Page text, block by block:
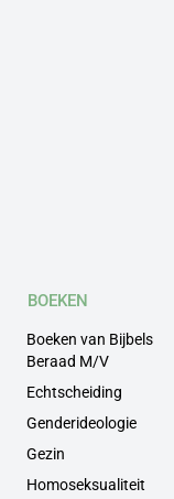
BOEKEN
Boeken van Bijbels
Beraad M/V
Echtscheiding
Genderideologie
Gezin
Homoseksualiteit